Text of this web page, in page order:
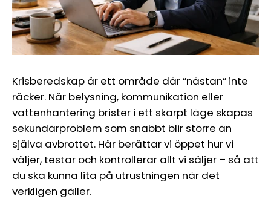
Krisberedskap är ett område där ”nästan” inte
räcker. När belysning, kommunikation eller
vattenhantering brister i ett skarpt läge skapas
sekundärproblem som snabbt blir större än
själva avbrottet. Här berättar vi öppet hur vi
väljer, testar och kontrollerar allt vi säljer – så att
du ska kunna lita på utrustningen när det
verkligen gäller.